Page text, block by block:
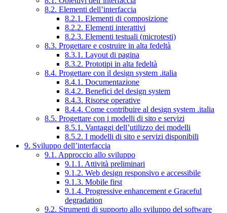
8.2. Elementi dell’interfaccia
8.2.1. Elementi di composizione
8.2.2. Elementi interattivi
8.2.3. Elementi testuali (microtesti)
8.3. Progettare e costruire in alta fedeltà
8.3.1. Layout di pagina
8.3.2. Prototipi in alta fedeltà
8.4. Progettare con il design system .italia
8.4.1. Documentazione
8.4.2. Benefici del design system
8.4.3. Risorse operative
8.4.4. Come contribuire al design system .italia
8.5. Progettare con i modelli di sito e servizi
8.5.1. Vantaggi dell’utilizzo dei modelli
8.5.2. I modelli di sito e servizi disponibili
9. Sviluppo dell’interfaccia
9.1. Approccio allo sviluppo
9.1.1. Attività preliminari
9.1.2. Web design responsivo e accessibile
9.1.3. Mobile first
9.1.4. Progressive enhancement e Graceful
degradation
9.2. Strumenti di supporto allo sviluppo del software